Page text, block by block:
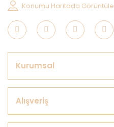
Konumu Haritada Görüntüle
Kurumsal
Alışveriş